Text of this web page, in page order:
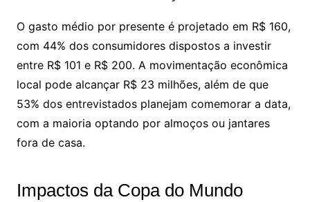
O gasto médio por presente é projetado em R$ 160,
com 44% dos consumidores dispostos a investir
entre R$ 101 e R$ 200. A movimentação econômica
local pode alcançar R$ 23 milhões, além de que
53% dos entrevistados planejam comemorar a data,
com a maioria optando por almoços ou jantares
fora de casa.
Impactos da Copa do Mundo